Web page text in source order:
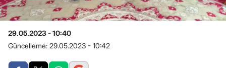
29.05.2023 - 10:40
Güncelleme: 29.05.2023 - 10:42